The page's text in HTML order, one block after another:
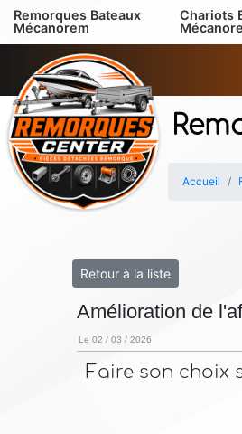
Remorques Bateaux
Mécanorem
Chariots
Accueil
Retour à la liste
Amélioration de
Le 02 / 03 / 2026
Faire son choix